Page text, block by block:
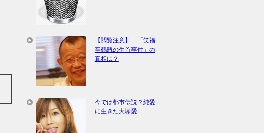
【閲覧注意】 「笑福
亭鶴瓶の生首事件」の
真相は？
今では都市伝説？純愛
に生きた大塚愛